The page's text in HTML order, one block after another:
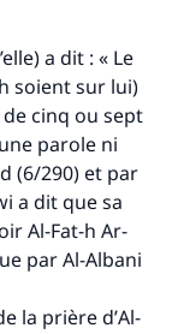
a dit : « Le
soient sur lui)
cinq ou sept
parole ni
(6/290) et par
a dit que sa
Al-Fat-h Ar-
par Al-Albani
la prière d’Al-